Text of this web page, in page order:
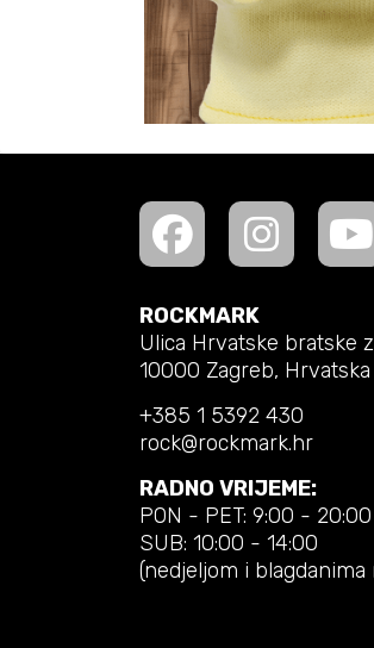
ROCKMARK
Ulica Hrvatske bratske
10000 Zagreb, Hrvatska
+385 1 5392 430
rock@rockmark.hr
RADNO VRIJEME:
PON - PET: 9:00 - 20:00
SUB: 10:00 - 14:00
(nedjeljom i blagdanima